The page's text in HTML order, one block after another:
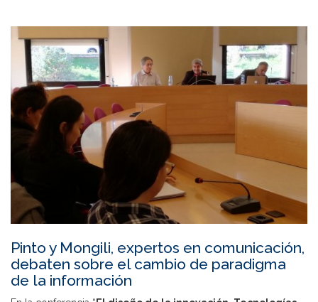
Pinto y Mongili, expertos en comunicación,
debaten sobre el cambio de paradigma
de la información